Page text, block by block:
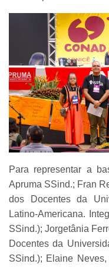
Para representar a
Apruma SSind.; Fran
dos Docentes da
Latino-Americana.
SSind.); Jorgetânia
Docentes da
SSind.); Elaine